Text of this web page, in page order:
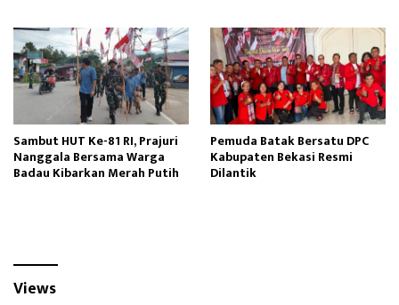
Sambut HUT Ke-81 RI, Prajuri
Nanggala Bersama Warga
Badau Kibarkan Merah Putih
Pemuda Batak Bersatu DPC
Kabupaten Bekasi Resmi
Dilantik
Views